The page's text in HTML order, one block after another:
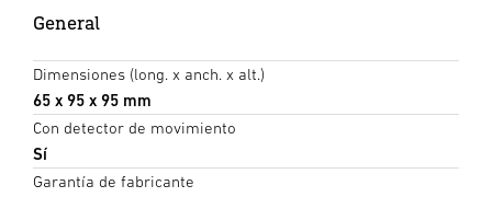
General
Dimensiones (long. x anch. x alt.)
65 x 95 x 95 mm
Con detector de movimiento
Sí
Garantía de fabricante